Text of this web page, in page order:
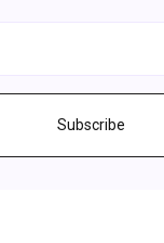
Subscribe